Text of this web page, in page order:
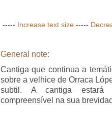
----- Increase text size -----
General note:
Cantiga que continua a
sobre a velhice de Orraca
subtil. A cantiga estará
compreensível na sua